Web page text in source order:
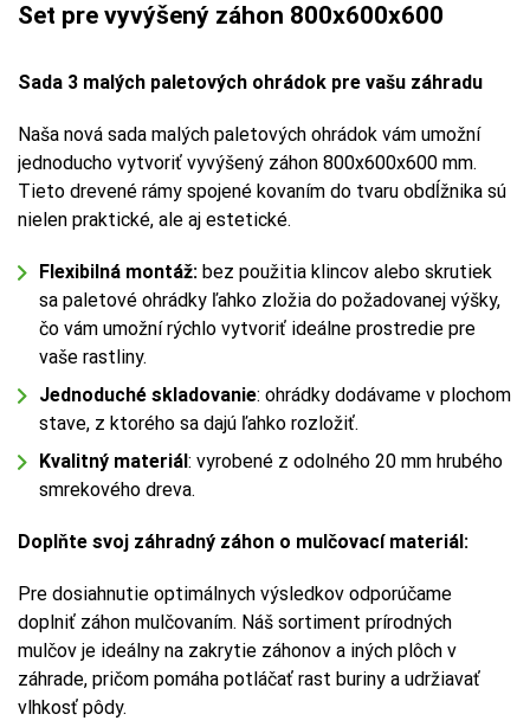
Set pre vyvýšený záhon 800x600x600
Sada 3 malých paletových ohrádok pre vašu záhradu
Naša nová sada malých paletových ohrádok vám umožní
jednoducho vytvoriť vyvýšený záhon 800x600x600 mm.
Tieto drevené rámy spojené kovaním do tvaru obdĺžnika sú
nielen praktické, ale aj estetické.
Flexibilná montáž: bez použitia klincov alebo skrutiek
sa paletové ohrádky ľahko zložia do požadovanej výšky,
čo vám umožní rýchlo vytvoriť ideálne prostredie pre
vaše rastliny.
Jednoduché skladovanie: ohrádky dodávame v plochom
stave, z ktorého sa dajú ľahko rozložiť.
Kvalitný materiál : vyrobené z odolného 20 mm hrubého
smrekového dreva.
Doplňte svoj záhradný záhon o mulčovací materiál:
Pre dosiahnutie optimálnych výsledkov odporúčame
doplniť záhon mulčovaním. Náš sortiment prírodných
mulčov je ideálny na zakrytie záhonov a iných plôch v
záhrade, pričom pomáha potláčať rast buriny a udržiavať
vlhkosť pôdy.